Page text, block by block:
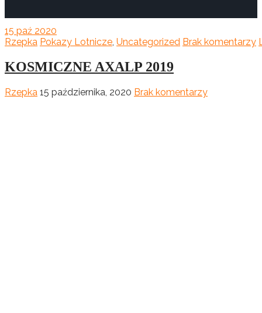
15 paź 2020
Rzepka Pokazy Lotnicze, Uncategorized Brak komentarzy
KOSMICZNE AXALP 2019
Rzepka 15 października, 2020 Brak komentarzy